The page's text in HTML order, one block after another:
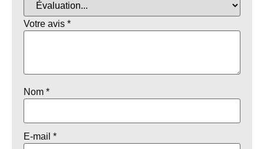
Votre avis *
Nom *
E-mail *